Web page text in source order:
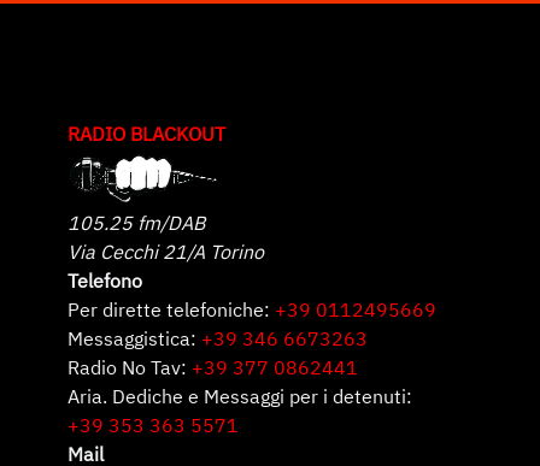
RADIO BLACKOUT
105.25 fm/DAB
Via Cecchi 21/A Torino
Telefono
Per dirette telefoniche: +39 0112495669
Messaggistica: +39 346 6673263
Radio No Tav: +39 377 0862441
Aria. Dediche e Messaggi per i detenuti:
+39 353 363 5571
Mail